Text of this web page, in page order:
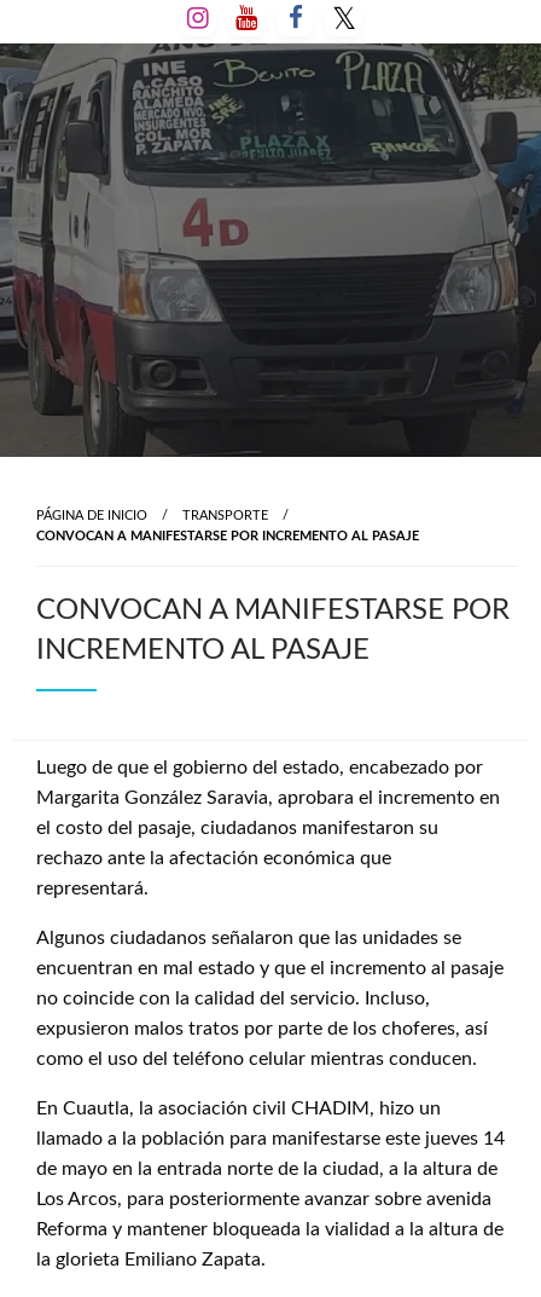
al
contenido
PÁGINA DE INICIO
TRANSPORTE
CONVOCAN A MANIFESTARSE POR INCREMENTO AL PASAJE
CONVOCAN A MANIFESTARSE POR
INCREMENTO AL PASAJE
Luego de que el gobierno del estado, encabezado por
Margarita González Saravia, aprobara el incremento en
el costo del pasaje, ciudadanos manifestaron su
rechazo ante la afectación económica que
representará.
Algunos ciudadanos señalaron que las unidades se
encuentran en mal estado y que el incremento al pasaje
no coincide con la calidad del servicio. Incluso,
expusieron malos tratos por parte de los choferes, así
como el uso del teléfono celular mientras conducen.
En Cuautla, la asociación civil CHADIM, hizo un
llamado a la población para manifestarse este jueves 14
de mayo en la entrada norte de la ciudad, a la altura de
Los Arcos, para posteriormente avanzar sobre avenida
Reforma y mantener bloqueada la vialidad a la altura de
la glorieta Emiliano Zapata.